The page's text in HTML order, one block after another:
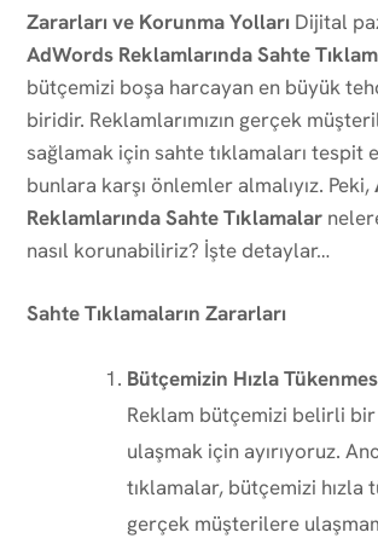
Zararları ve Korunma Yolları Dijital
AdWords Reklamlarında Sahte
bütçemizi boşa harcayan en büyük
biridir. Reklamlarımızın gerçek
sağlamak için sahte tıklamaları tespit
bunlara karşı önlemler almalıyız. Peki,
Reklamlarında Sahte Tıklamalar
nasıl korunabiliriz? İşte detaylar…
Sahte Tıklamaların Zararları
Bütçemizin Hızla
Reklam bütçemizi belirli
ulaşmak için ayırıyoruz.
tıklamalar, bütçemizi hızla
gerçek müşterilere